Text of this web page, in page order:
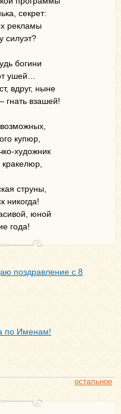
секрет:
рекламы
силуэт?
богини
ушей…
вдруг, ныне
гнать взашей!
купюр,
художник
струны,
никогда!
юной
года!
поздравление с 8
по Именам!
остальное